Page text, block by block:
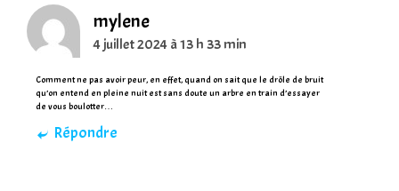
mylene
4 juillet 2024 à 13 h 33 min
Comment ne pas avoir peur, en effet, quand on sait que le drôle de bruit
qu’on entend en pleine nuit est sans doute un arbre en train d’essayer
de vous boulotter…
Répondre